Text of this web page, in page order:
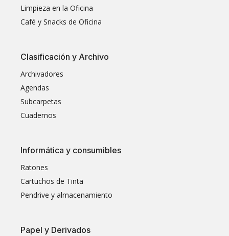
Limpieza en la Oficina
Café y Snacks de Oficina
Clasificación y Archivo
Archivadores
Agendas
Subcarpetas
Cuadernos
Informática y consumibles
Ratones
Cartuchos de Tinta
Pendrive y almacenamiento
Papel y Derivados